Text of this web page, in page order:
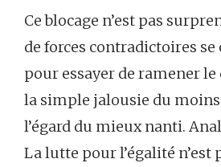
Ce blocage n’est pas
de forces contradictoires
pour essayer de ramener le
la simple jalousie du
l’égard du mieux nanti.
La lutte pour l’égalité n’est